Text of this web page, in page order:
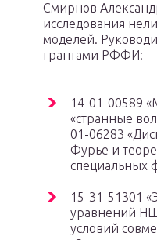
Смирнов
исследования
моделей.
грантами РФФИ:
14-01-00589
«странные
01-06283
Фурье и
специальных
15-31-51301
уравнений
условий